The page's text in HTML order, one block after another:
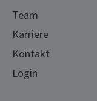
Team
Karriere
Kontakt
Login